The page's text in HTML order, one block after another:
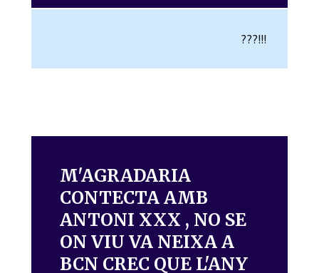
???!!!
M'AGRADARIA
CONTECTA AMB
ANTONI XXX , NO SE
ON VIU VA NEIXA A
BCN CREC QUE L'ANY